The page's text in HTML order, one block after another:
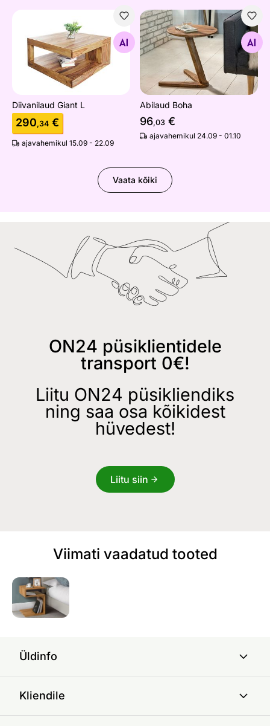
Diivanilaud Giant L
Otsi sarnaseid
Diivanilaud Giant L
290,34 €
ajavahemikul 15.09 - 22.09
Abilaud Boha
Otsi sarnaseid
Abilaud Boha
96,03 €
ajavahemikul 24.09 - 01.10
Vaata kõiki
ON24 püsiklientidele
transport 0€!
Liitu ON24 püsikliendiks
ning saa osa kõikidest
hüvedest!
Liitu siin
Viimati vaadatud tooted
Üldinfo
Kliendile